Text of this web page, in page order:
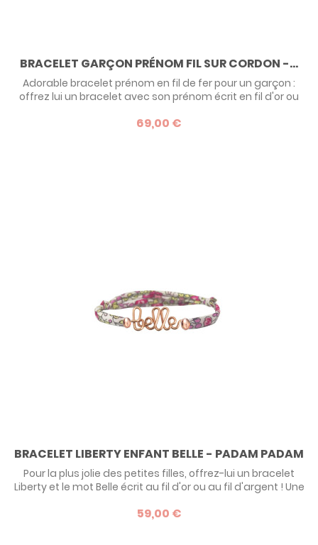
BRACELET GARÇON PRÉNOM FIL SUR CORDON -...
Adorable bracelet prénom en fil de fer pour un garçon :
offrez lui un bracelet avec son prénom écrit en fil d'or ou
traditionnelle gourmette de baptême.
69,00 €
BRACELET LIBERTY ENFANT BELLE - PADAM PADAM
Pour la plus jolie des petites filles, offrez-lui un bracelet
Liberty et le mot Belle écrit au fil d'or ou au fil d'argent ! Une
naissance, ou de fêter un de ses premiers anniversaires.
59,00 €